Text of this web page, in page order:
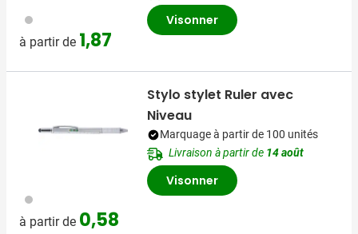
032
à partir de 1,87
Visonner
032
à partir de 0,58
Stylo stylet Ruler avec
Niveau
Marquage à partir de 100 unités
Livraison à partir de 14 août
Visonner